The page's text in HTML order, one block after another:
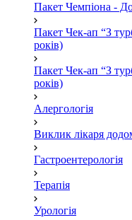
Пакет Чемпіона -
Пакет Чек-ап “З
років)
Пакет Чек-ап “З
років)
Алергологія
Виклик лікаря
Гастроентерологія
Терапія
Урологія